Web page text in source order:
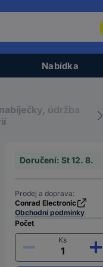
Nabídka
údržba
Doručení: St 12. 8.
Prodej a doprava:
Conrad Electronic
Obchodní podmínky
Počet
Ks